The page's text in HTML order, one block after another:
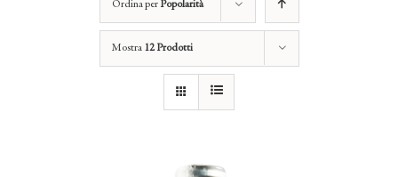
Ordina per Popolarità
Mostra 12 Prodotti